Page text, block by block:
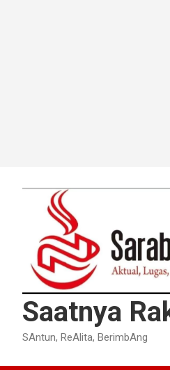
Saatnya
SAntun, ReAlita, BerimbAng